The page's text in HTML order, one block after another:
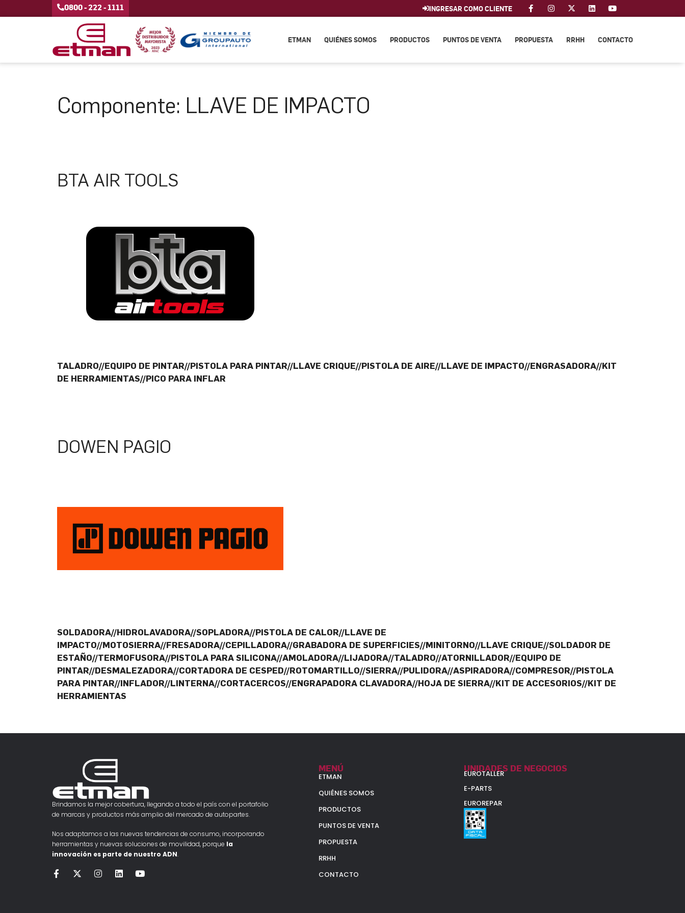
0800 - 222 - 1111 INGRESAR COMO CLIENTE
ETMAN QUIÉNES SOMOS PRODUCTOS PUNTOS DE VENTA PROPUESTA RRHH CONTACTO
Componente: LLAVE DE IMPACTO
BTA AIR TOOLS
TALADRO//EQUIPO DE PINTAR//PISTOLA PARA PINTAR//LLAVE CRIQUE//PISTOLA DE AIRE//LLAVE DE IMPACTO//ENGRASADORA//KIT
DE HERRAMIENTAS//PICO PARA INFLAR
DOWEN PAGIO
SOLDADORA//HIDROLAVADORA//SOPLADORA//PISTOLA DE CALOR//LLAVE DE
IMPACTO//MOTOSIERRA//FRESADORA//CEPILLADORA//GRABADORA DE SUPERFICIES//MINITORNO//LLAVE CRIQUE//SOLDADOR DE
ESTAÑO//TERMOFUSORA//PISTOLA PARA SILICONA//AMOLADORA//LIJADORA//TALADRO//ATORNILLADOR//EQUIPO DE
PINTAR//DESMALEZADORA//CORTADORA DE CESPED//ROTOMARTILLO//SIERRA//PULIDORA//ASPIRADORA//COMPRESOR//PISTOLA
PARA PINTAR//INFLADOR//LINTERNA//CORTACERCOS//ENGRAPADORA CLAVADORA//HOJA DE SIERRA//KIT DE ACCESORIOS//KIT DE
HERRAMIENTAS
Brindamos la mejor cobertura, llegando a todo el país con el portafolio
de marcas y productos más amplio del mercado de autopartes.
Nos adaptamos a las nuevas tendencias de consumo, incorporando
herramientas y nuevas soluciones de movilidad, porque la
innovación es parte de nuestro ADN.
MENÚ
ETMAN
QUIÉNES SOMOS
PRODUCTOS
PUNTOS DE VENTA
PROPUESTA
RRHH
CONTACTO
UNIDADES DE NEGOCIOS
EUROTALLER
E-PARTS
EUROREPAR